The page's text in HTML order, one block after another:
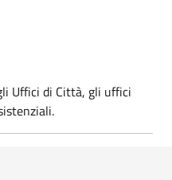
Uffici di Città, gli uffici